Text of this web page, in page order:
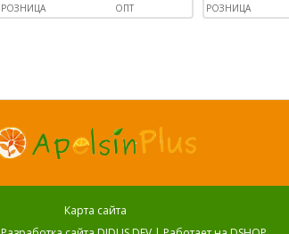
РОЗНИЦА ОПТ РОЗНИЦА
Карта сайта